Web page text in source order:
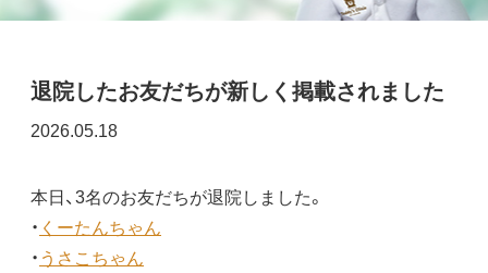
退院したお友だちが新しく掲載されました
2026.05.18
本日、3名のお友だちが退院しました。
・ くーたんちゃん
・ うさこちゃん